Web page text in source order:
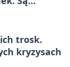
trosk.
kryzysach